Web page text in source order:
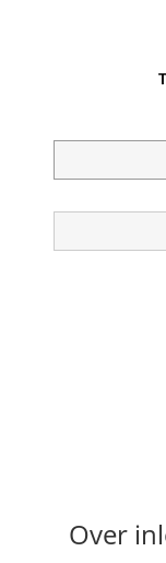
Over